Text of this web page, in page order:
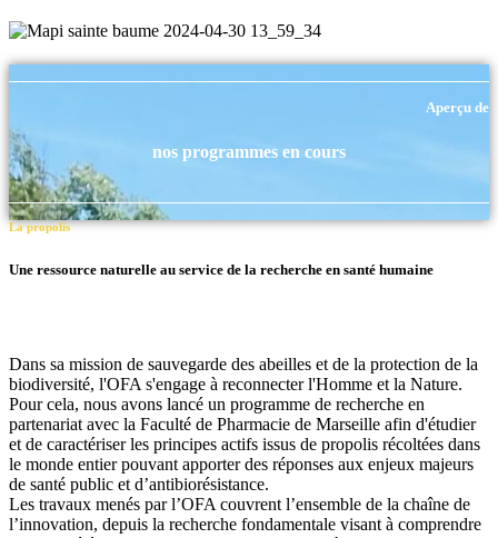
Aperçu de
nos programmes en cours
La propolis
Une ressource naturelle au service de la recherche en santé humaine
Dans sa mission de sauvegarde des abeilles et de la protection de la
biodiversité, l'OFA s'engage à reconnecter l'Homme et la Nature.
Pour cela, nous avons lancé un programme de recherche en
partenariat avec la Faculté de Pharmacie de Marseille afin d'étudier
et de caractériser les principes actifs issus de propolis récoltées dans
le monde entier pouvant apporter des réponses aux enjeux majeurs
de santé public et d’antibiorésistance.
Les travaux menés par l’OFA couvrent l’ensemble de la chaîne de
l’innovation, depuis la recherche fondamentale visant à comprendre